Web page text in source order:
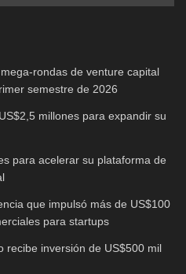
rondas de venture capital
semestre de 2026
millones para expandir su
para acelerar su plataforma de
que impulsó más de US$100
para startups
recibe inversión de US$500 mil